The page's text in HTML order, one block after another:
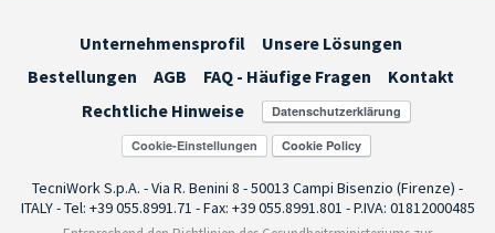
Unternehmensprofil
Unsere Lösungen
Bestellungen
AGB FAQ - Häufige Fragen
Kontakt
Rechtliche Hinweise
Cookie-Einstellungen
TecniWork S.p.A. - Via R. Benini 8 - 50013 Campi Bisenzio (Firenze) -
ITALY - Tel: +39 055.8991.71 - Fax: +39 055.8991.801 - P.IVA: 01812000485